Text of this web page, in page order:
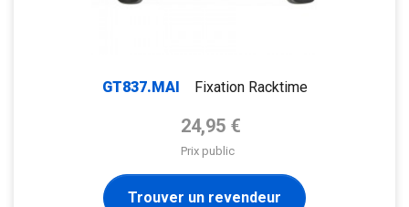
GT837.MAI
Fixation Racktime
Prix de base
24,95 €
Prix public
Trouver un revendeur